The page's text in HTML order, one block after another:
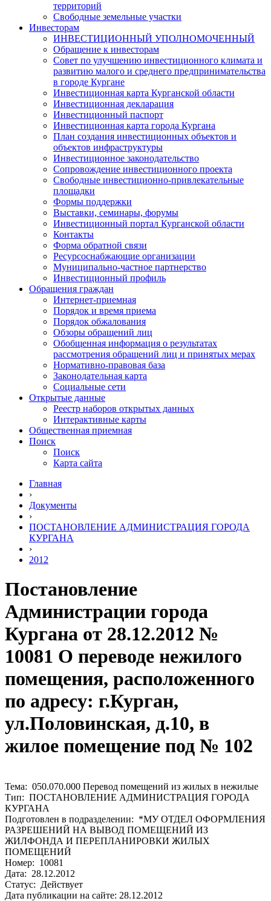
территорий
Свободные земельные участки
Инвесторам
ИНВЕСТИЦИОННЫЙ УПОЛНОМОЧЕННЫЙ
Обращение к инвесторам
Совет по улучшению инвестиционного климата и
развитию малого и среднего предпринимательства
в городе Кургане
Инвестиционная карта Курганской области
Инвестиционная декларация
Инвестиционный паспорт
Инвестиционная карта города Кургана
План создания инвестиционных объектов и
объектов инфраструктуры
Инвестиционное законодательство
Сопровождение инвестиционного проекта
Свободные инвестиционно-привлекательные
площадки
Формы поддержки
Выставки, семинары, форумы
Инвестиционный портал Курганской области
Контакты
Форма обратной связи
Ресурсоснабжающие организации
Муниципально-частное партнерство
Инвестиционный профиль
Обращения граждан
Интернет-приемная
Порядок и время приема
Порядок обжалования
Обзоры обращений лиц
Обобщенная информация о результатах
рассмотрения обращений лиц и принятых мерах
Нормативно-правовая база
Законодательная карта
Социальные сети
Открытые данные
Реестр наборов открытых данных
Интерактивные карты
Общественная приемная
Поиск
Поиск
Карта сайта
Главная
›
Документы
›
ПОСТАНОВЛЕНИЕ АДМИНИСТРАЦИЯ ГОРОДА
КУРГАНА
›
2012
Постановление
Администрации города
Кургана от 28.12.2012 №
10081 О переводе нежилого
помещения, расположенного
по адресу: г.Курган,
ул.Половинская, д.10, в
жилое помещение под № 102
Тема: 050.070.000 Перевод помещений из жилых в нежилые
Тип: ПОСТАНОВЛЕНИЕ АДМИНИСТРАЦИЯ ГОРОДА
КУРГАНА
Подготовлен в подразделении: *МУ ОТДЕЛ ОФОРМЛЕНИЯ
РАЗРЕШЕНИЙ НА ВЫВОД ПОМЕЩЕНИЙ ИЗ
ЖИЛФОНДА И ПЕРЕПЛАНИРОВКИ ЖИЛЫХ
ПОМЕЩЕНИЙ
Номер: 10081
Дата: 28.12.2012
Статус: Действует
Дата публикации на сайте: 28.12.2012